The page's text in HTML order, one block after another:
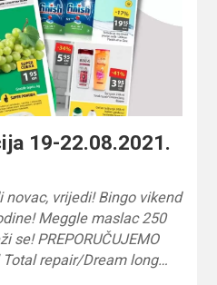
19-22.08.2021.
novac, vrijedi! Bingo vikend
Meggle maslac 250
se! PREPORUČUJEMO
repair/Dream long…